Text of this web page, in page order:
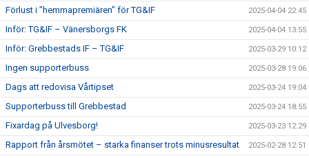
Förlust i ”hemmapremiären” för TG&IF 2025-04-04 22:45
Inför: TG&IF – Vänersborgs FK 2025-04-04 13:55
Inför: Grebbestads IF – TG&IF 2025-03-29 10:12
Ingen supporterbuss 2025-03-28 19:06
Dags att redovisa Vårtipset 2025-03-24 19:04
Supporterbuss till Grebbestad 2025-03-24 18:55
Fixardag på Ulvesborg! 2025-03-23 12:29
Rapport från årsmötet – starka finanser trots minusresultat 2025-02-28 12:51